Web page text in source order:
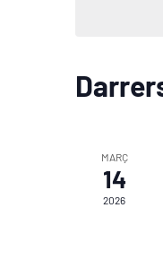
MARÇ
14
2026